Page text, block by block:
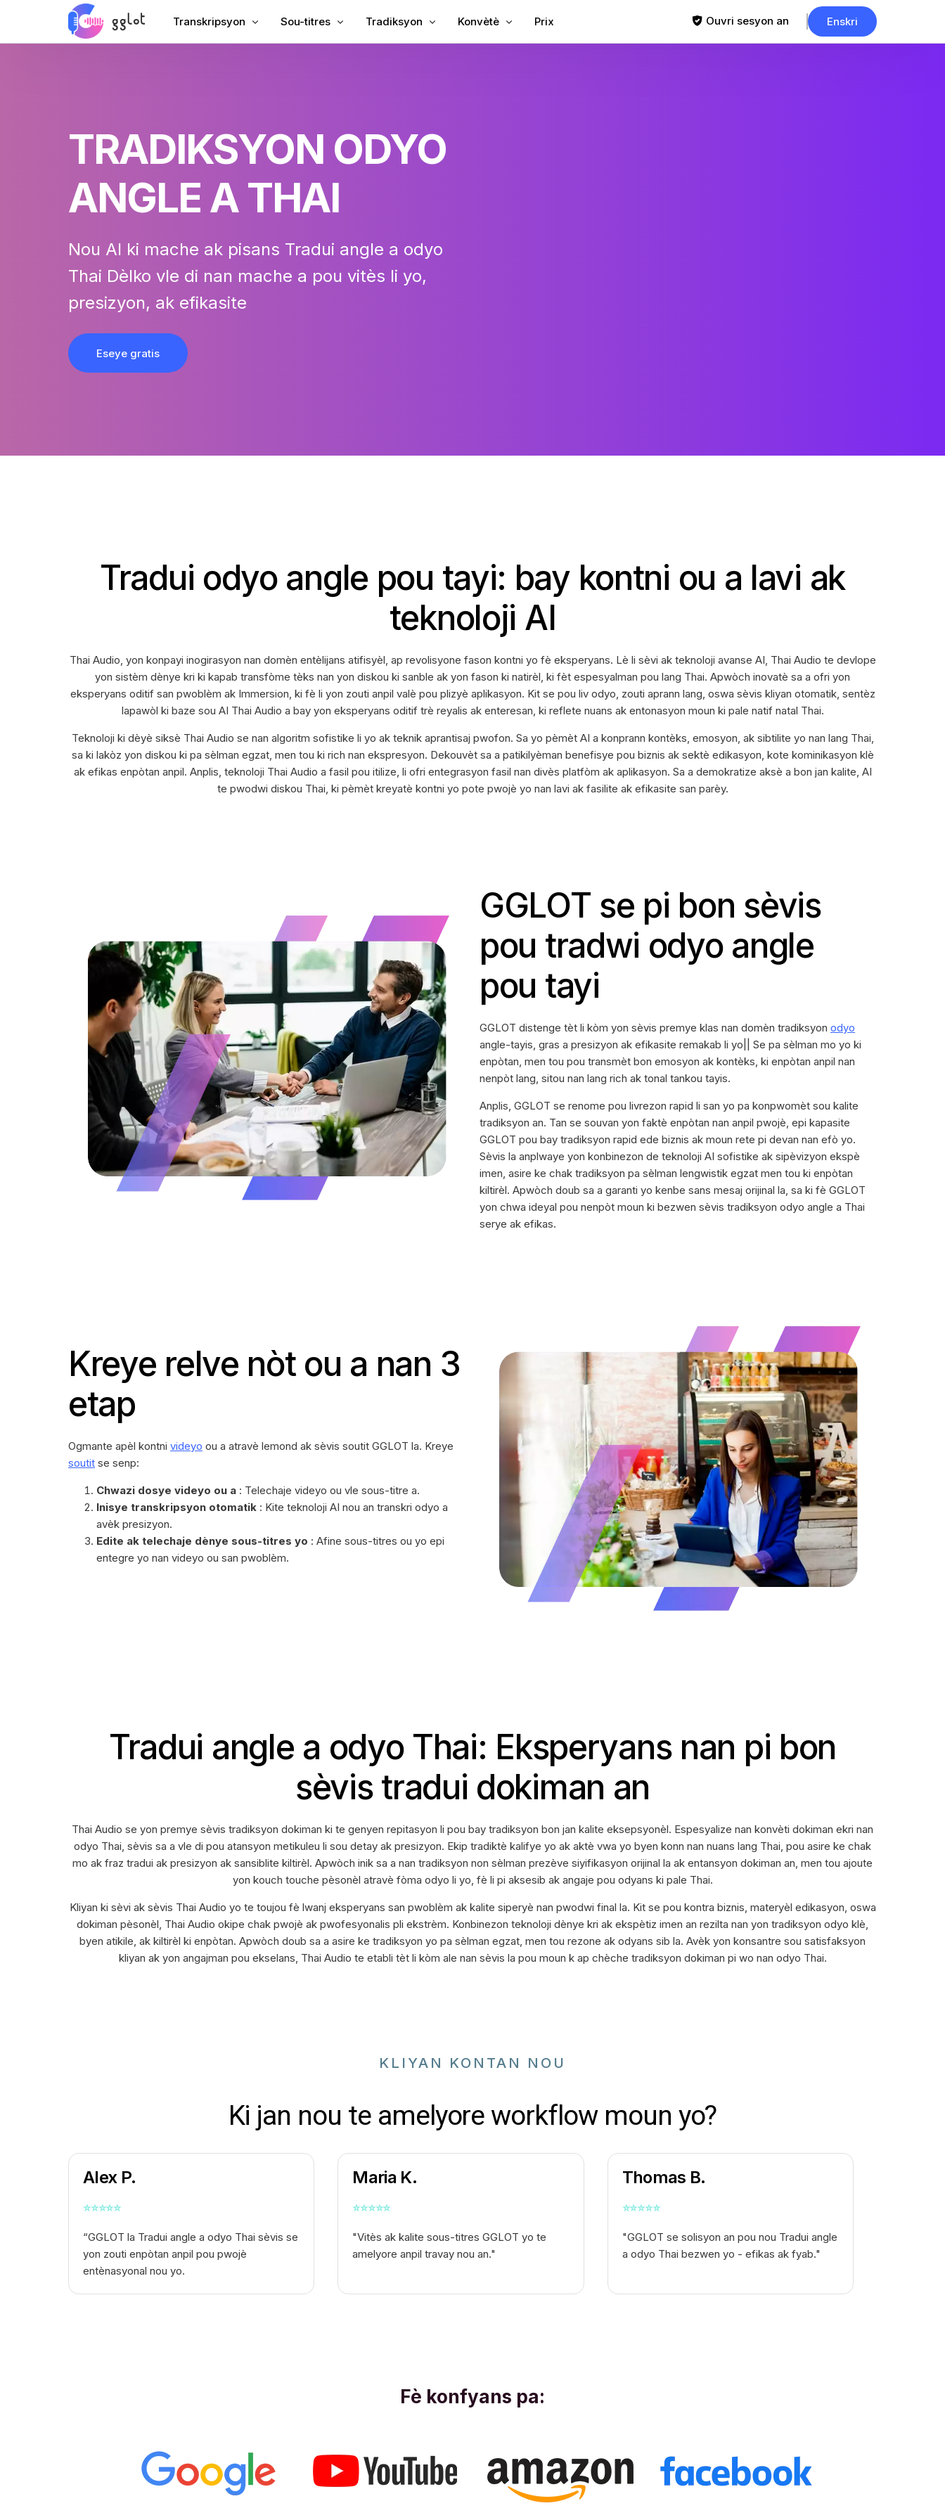
Transkripsyon
Reyinyon Transkripsyon
Corporate Voiceover
Sou-titres
AI Doublage
VTT Kreyatè
Tradiksyon Konvètè Prix Ouvri sesyon an Enskri
TRADIKSYON ODYO
ANGLE A THAI
Nou AI ki mache ak pisans Tradui angle a odyo
Thai Dèlko vle di nan mache a pou vitès li yo,
presizyon, ak efikasite
Eseye gratis
Tradui odyo angle pou tayi: bay kontni ou a lavi ak
teknoloji AI
Thai Audio, yon konpayi inogirasyon nan domèn entèlijans atifisyèl, ap revolisyone fason kontni yo fè eksperyans. Lè li sèvi ak teknoloji avanse AI, Thai Audio te devlope
yon sistèm dènye kri ki kapab transfòme tèks nan yon diskou ki sanble ak yon fason ki natirèl, ki fèt espesyalman pou lang Thai. Apwòch inovatè sa a ofri yon
eksperyans oditif san pwoblèm ak Immersion, ki fè li yon zouti anpil valè pou plizyè aplikasyon. Kit se pou liv odyo, zouti aprann lang, oswa sèvis kliyan otomatik, sentèz
lapawòl ki baze sou AI Thai Audio a bay yon eksperyans oditif trè reyalis ak enteresan, ki reflete nuans ak entonasyon moun ki pale natif natal Thai.
Teknoloji ki dèyè siksè Thai Audio se nan algoritm sofistike li yo ak teknik aprantisaj pwofon. Sa yo pèmèt AI a konprann kontèks, emosyon, ak sibtilite yo nan lang Thai,
sa ki lakòz yon diskou ki pa sèlman egzat, men tou ki rich nan ekspresyon. Dekouvèt sa a patikilyèman benefisye pou biznis ak sektè edikasyon, kote kominikasyon klè
ak efikas enpòtan anpil. Anplis, teknoloji Thai Audio a fasil pou itilize, li ofri entegrasyon fasil nan divès platfòm ak aplikasyon. Sa a demokratize aksè a bon jan kalite, AI
te pwodwi diskou Thai, ki pèmèt kreyatè kontni yo pote pwojè yo nan lavi ak fasilite ak efikasite san parèy.
GGLOT se pi bon sèvis
pou tradwi odyo angle
pou tayi
GGLOT distenge tèt li kòm yon sèvis premye klas nan domèn tradiksyon odyo
angle-tayis, gras a presizyon ak efikasite remakab li yo|| Se pa sèlman mo yo ki
enpòtan, men tou pou transmèt bon emosyon ak kontèks, ki enpòtan anpil nan
nenpòt lang, sitou nan lang rich ak tonal tankou tayis.
Anplis, GGLOT se renome pou livrezon rapid li san yo pa konpwomèt sou kalite
tradiksyon an. Tan se souvan yon faktè enpòtan nan anpil pwojè, epi kapasite
GGLOT pou bay tradiksyon rapid ede biznis ak moun rete pi devan nan efò yo.
Sèvis la anplwaye yon konbinezon de teknoloji AI sofistike ak sipèvizyon ekspè
imen, asire ke chak tradiksyon pa sèlman lengwistik egzat men tou ki enpòtan
kiltirèl. Apwòch doub sa a garanti yo kenbe sans mesaj orijinal la, sa ki fè GGLOT
yon chwa ideyal pou nenpòt moun ki bezwen sèvis tradiksyon odyo angle a Thai
serye ak efikas.
Kreye relve nòt ou a nan 3
etap
Ogmante apèl kontni videyo ou a atravè lemond ak sèvis soutit GGLOT la. Kreye
soutit se senp:
Chwazi dosye videyo ou a : Telechaje videyo ou vle sous-titre a.
Inisye transkripsyon otomatik : Kite teknoloji AI nou an transkri odyo a
avèk presizyon.
Edite ak telechaje dènye sous-titres yo : Afine sous-titres ou yo epi
entegre yo nan videyo ou san pwoblèm.
Tradui angle a odyo Thai: Eksperyans nan pi bon
sèvis tradui dokiman an
Thai Audio se yon premye sèvis tradiksyon dokiman ki te genyen repitasyon li pou bay tradiksyon bon jan kalite eksepsyonèl. Espesyalize nan konvèti dokiman ekri nan
odyo Thai, sèvis sa a vle di pou atansyon metikuleu li sou detay ak presizyon. Ekip tradiktè kalifye yo ak aktè vwa yo byen konn nan nuans lang Thai, pou asire ke chak
mo ak fraz tradui ak presizyon ak sansiblite kiltirèl. Apwòch inik sa a nan tradiksyon non sèlman prezève siyifikasyon orijinal la ak entansyon dokiman an, men tou ajoute
yon kouch touche pèsonèl atravè fòma odyo li yo, fè li pi aksesib ak angaje pou odyans ki pale Thai.
Kliyan ki sèvi ak sèvis Thai Audio yo te toujou fè lwanj eksperyans san pwoblèm ak kalite siperyè nan pwodwi final la. Kit se pou kontra biznis, materyèl edikasyon, oswa
dokiman pèsonèl, Thai Audio okipe chak pwojè ak pwofesyonalis pli ekstrèm. Konbinezon teknoloji dènye kri ak ekspètiz imen an rezilta nan yon tradiksyon odyo klè,
byen atikile, ak kiltirèl ki enpòtan. Apwòch doub sa a asire ke tradiksyon yo pa sèlman egzat, men tou rezone ak odyans sib la. Avèk yon konsantre sou satisfaksyon
kliyan ak yon angajman pou ekselans, Thai Audio te etabli tèt li kòm ale nan sèvis la pou moun k ap chèche tradiksyon dokiman pi wo nan odyo Thai.
KLIYAN KONTAN NOU
Ki jan nou te amelyore workflow moun yo?
Alex P.
⭐⭐⭐⭐⭐
“GGLOT la Tradui angle a odyo Thai sèvis se
yon zouti enpòtan anpil pou pwojè
entènasyonal nou yo.
Maria K.
⭐⭐⭐⭐⭐
"Vitès ak kalite sous-titres GGLOT yo te
amelyore anpil travay nou an."
Thomas B.
⭐⭐⭐⭐⭐
"GGLOT se solisyon an pou nou Tradui angle
a odyo Thai bezwen yo - efikas ak fyab."
Fè konfyans pa: